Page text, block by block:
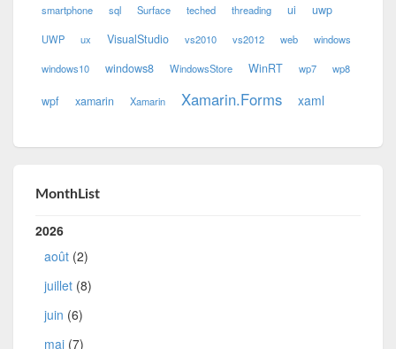
smartphone sql Surface teched threading ui uwp
UWP ux VisualStudio vs2010 vs2012 web windows
windows10 windows8 WindowsStore WinRT wp7 wp8
wpf xamarin Xamarin Xamarin.Forms xaml
MonthList
2026
août (2)
juillet (8)
juin (6)
mai (7)